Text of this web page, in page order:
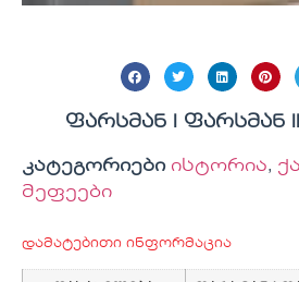
ფარსმან I ფარსმან II
კატეგორიები ისტორია,
მეფეები
დამატებითი ინფორმაცია